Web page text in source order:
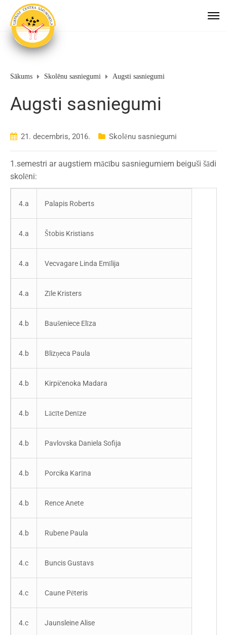
Sākums Skolēnu sasniegumi Augsti sasniegumi
Augsti sasniegumi
21. decembris, 2016. Skolēnu sasniegumi
1.semestri ar augstiem mācību sasniegumiem beiguši šādi
skolēni:
4.a Palapis Roberts
4.a Štobis Kristians
4.a Vecvagare Linda Emīlija
4.a Zīle Kristers
4.b Baušeniece Elīza
4.b Blizņeca Paula
4.b Kirpičenoka Madara
4.b Lācīte Denīze
4.b Pavlovska Daniela Sofija
4.b Porcika Karīna
4.b Rence Anete
4.b Rubene Paula
4.c Buncis Gustavs
4.c Caune Pēteris
4.c Jaunsleine Alise